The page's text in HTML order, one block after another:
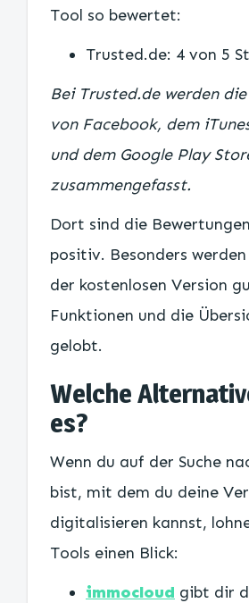
Tool so bewertet:
Trusted.de: 4 von 5
Bei Trusted.de werden
von Facebook, dem
und dem Google Play
zusammengefasst.
Dort sind die
positiv. Besonders
der kostenlosen Version
Funktionen und die
gelobt.
Welche
es?
Wenn du auf der Suche
bist, mit dem du deine
digitalisieren kannst,
Tools einen Blick:
immocloud gibt dir